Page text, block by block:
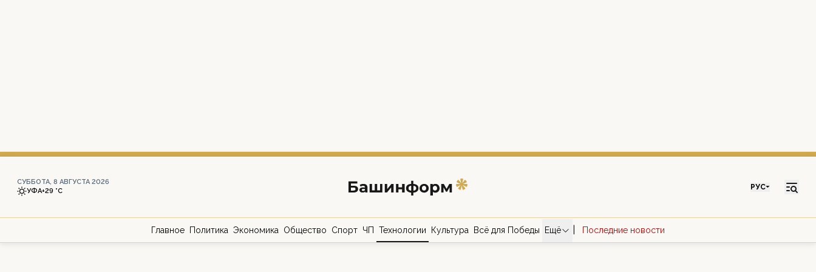
СУББОТА, 8 АВГУСТА 2026
УФА+29 °С РУС
Главное Политика Экономика Общество Спорт ЧП Технологии Культура Всё для Победы Ещё Последние новости